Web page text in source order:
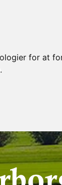
for at